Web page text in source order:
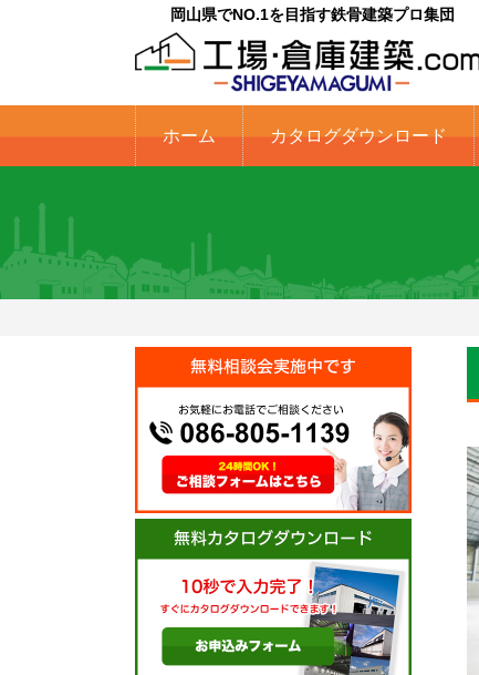
岡山県でNO.1を目指す鉄骨建築プロ集団
ホーム カタログダウンロード